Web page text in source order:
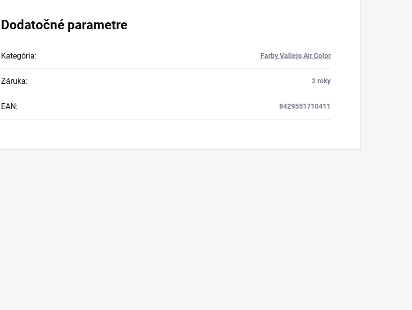
Dodatočné parametre
Kategória: Farby Vallejo Air Color
Záruka: 2 roky
EAN: 8429551710411